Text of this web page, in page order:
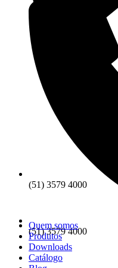
(51) 3579 4000
(51) 3579 4000
Quem somos
Produtos
Downloads
Catálogo